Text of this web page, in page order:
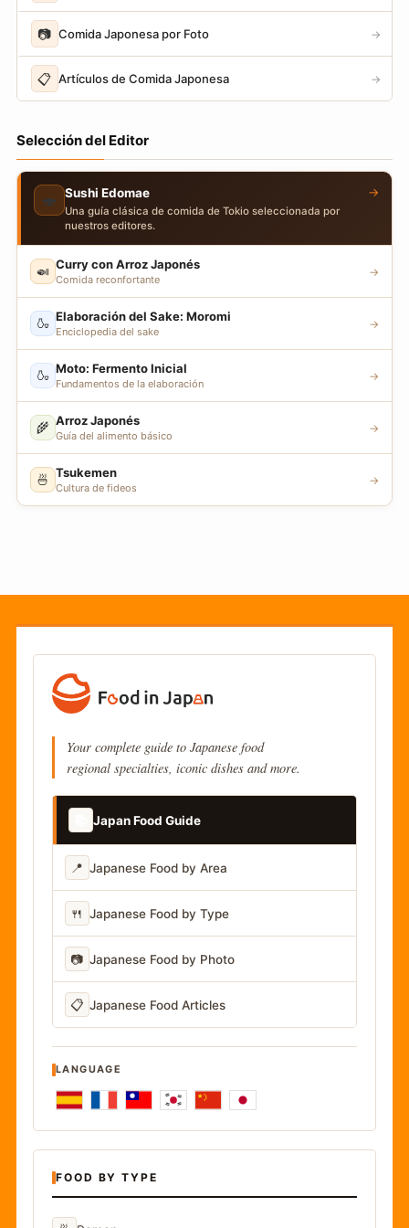
📷 Comida Japonesa por Foto →
📋 Artículos de Comida Japonesa →
Selección del Editor
🍣 Sushi Edomae
Una guía clásica de comida de Tokio seleccionada por
nuestros editores.
→
🍛 Curry con Arroz Japonés
Comida reconfortante
→
🍶 Elaboración del Sake: Moromi
Enciclopedia del sake
→
🍶 Moto: Fermento Inicial
Fundamentos de la elaboración
→
🌾 Arroz Japonés
Guía del alimento básico
→
🍜 Tsukemen
Cultura de fideos
→
Your complete guide to Japanese food
regional specialties, iconic dishes and more.
Japan Food Guide
📍 Japanese Food by Area
🍴 Japanese Food by Type
📷 Japanese Food by Photo
📋 Japanese Food Articles
LANGUAGE
FOOD BY TYPE